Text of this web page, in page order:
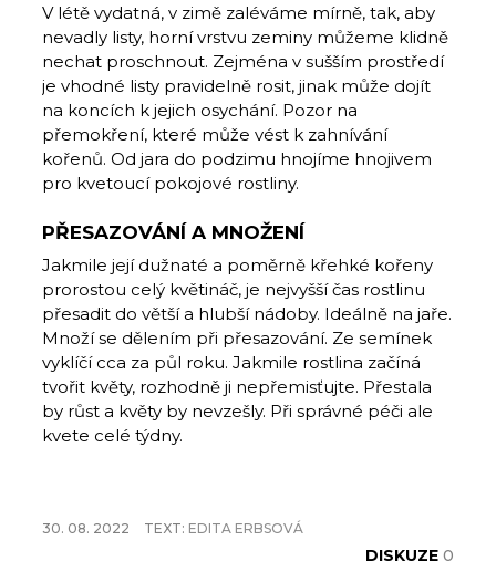
V létě vydatná, v zimě zaléváme mírně, tak, aby
nevadly listy, horní vrstvu zeminy můžeme klidně
nechat proschnout. Zejména v sušším prostředí
je vhodné listy pravidelně rosit, jinak může dojít
na koncích k jejich osychání. Pozor na
přemokření, které může vést k zahnívání
kořenů. Od jara do podzimu hnojíme hnojivem
pro kvetoucí pokojové rostliny.
PŘESAZOVÁNÍ A MNOŽENÍ
Jakmile její dužnaté a poměrně křehké kořeny
prorostou celý květináč, je nejvyšší čas rostlinu
přesadit do větší a hlubší nádoby. Ideálně na jaře.
Množí se dělením při přesazování. Ze semínek
vyklíčí cca za půl roku. Jakmile rostlina začíná
tvořit květy, rozhodně ji nepřemisťujte. Přestala
by růst a květy by nevzešly. Při správné péči ale
kvete celé týdny.
30. 08. 2022 TEXT: EDITA ERBSOVÁ
DISKUZE 0